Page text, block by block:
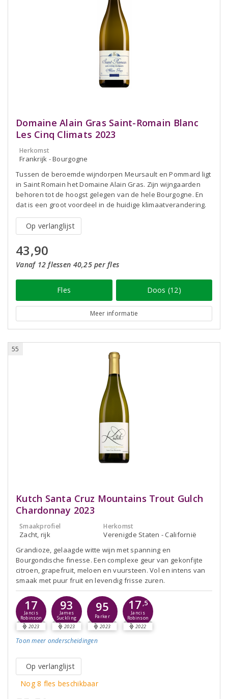
Domaine Alain Gras Saint-Romain Blanc
Les Cinq Climats 2023
Herkomst
Frankrijk - Bourgogne
Tussen de beroemde wijndorpen Meursault en Pommard ligt
in Saint Romain het Domaine Alain Gras. Zijn wijngaarden
behoren tot de hoogst gelegen van de hele Bourgogne. En
dat is een groot voordeel in de huidige klimaatverandering.
Op verlanglijst
43,90
Vanaf 12 flessen 40,25 per fles
Fles Doos (12)
Meer informatie
55
Kutch Santa Cruz Mountains Trout Gulch
Chardonnay 2023
Smaakprofiel
Zacht, rijk
Herkomst
Verenigde Staten - Californië
Grandioze, gelaagde witte wijn met spanning en
Bourgondische finesse. Een complexe geur van gekonfijte
citroen, grapefruit, meloen en vuursteen. Vol en intens van
smaak met puur fruit en levendig frisse zuren.
17
Jancis
Robinson
2023
93
James
Suckling
2023
95
Parker
2023
17 ,5
Jancis
Robinson
2022
Toon meer onderscheidingen
Op verlanglijst
Nog 8 fles beschikbaar